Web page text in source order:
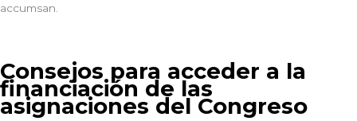
accumsan.
Consejos para acceder a la
financiación de las
asignaciones del Congreso